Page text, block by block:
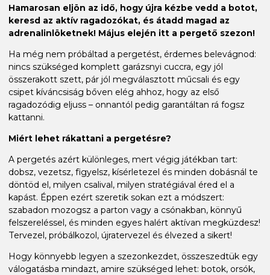
Hamarosan eljön az idő, hogy újra kézbe vedd a botot,
keresd az aktív ragadozókat, és átadd magad az
adrenalinlöketnek! Május elején itt a pergető szezon!
Ha még nem próbáltad a pergetést, érdemes belevágnod:
nincs szükséged komplett garázsnyi cuccra, egy jól
összerakott szett, pár jól megválasztott műcsali és egy
csipet kíváncsiság bőven elég ahhoz, hogy az első
ragadozódig eljuss – onnantól pedig garantáltan rá fogsz
kattanni.
Miért lehet rákattani a pergetésre?
A pergetés azért különleges, mert végig játékban tart:
dobsz, vezetsz, figyelsz, kísérletezel és minden dobásnál te
döntöd el, milyen csalival, milyen stratégiával éred el a
kapást. Éppen ezért szeretik sokan ezt a módszert:
szabadon mozogsz a parton vagy a csónakban, könnyű
felszereléssel, és minden egyes halért aktívan megküzdesz!
Tervezel, próbálkozol, újratervezel és élvezed a sikert!
Hogy könnyebb legyen a szezonkezdet, összeszedtük egy
válogatásba mindazt, amire szükséged lehet: botok, orsók,